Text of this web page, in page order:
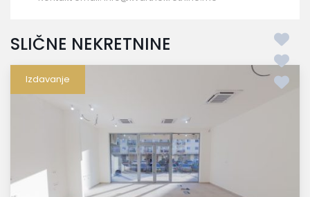
SLIČNE NEKRETNINE
Izdavanje